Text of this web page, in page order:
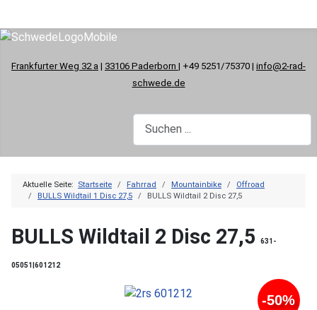
Frankfurter Weg 32 a | 33106 Paderborn | +49 5251/75370 | info@2-rad-
schwede.de
Aktuelle Seite: Startseite Fahrrad Mountainbike
Offroad
BULLS Wildtail 1 Disc 27,5
BULLS Wildtail 2 Disc 27,5
BULLS Wildtail 2 Disc 27,5 631-
05051|601212
-50%